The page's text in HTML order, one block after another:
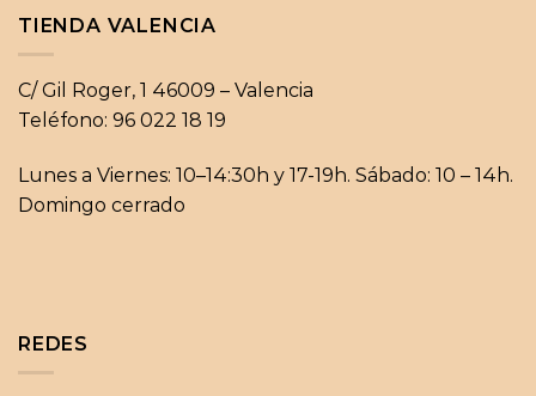
TIENDA VALENCIA
C/ Gil Roger, 1 46009 – Valencia
Teléfono: 96 022 18 19
Lunes a Viernes: 10–14:30h y 17-19h. Sábado: 10 – 14h.
Domingo cerrado
REDES